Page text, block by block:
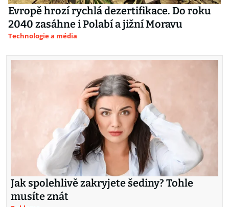
Evropě hrozí rychlá dezertifikace. Do roku
2040 zasáhne i Polabí a jižní Moravu
Technologie a média
Jak spolehlivě zakryjete šediny? Tohle
musíte znát